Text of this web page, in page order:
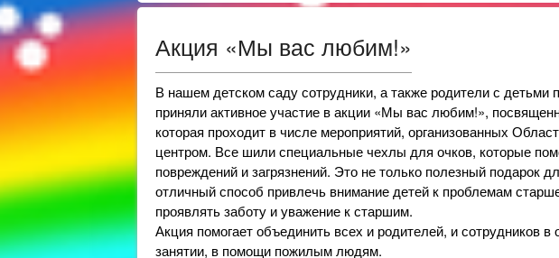
Акция «Мы вас любим!»
В нашем детском саду сотрудники, а также родители с детьми
приняли активное участие в акции «Мы вас любим!»,
которая проходит в числе мероприятий, организованных
центром. Все шили специальные чехлы для очков, которые
повреждений и загрязнений. Это не только полезный подарок
отличный способ привлечь внимание детей к проблемам
проявлять заботу и уважение к старшим.
Акция помогает объединить всех и родителей, и сотрудников
занятии, в помощи пожилым людям.